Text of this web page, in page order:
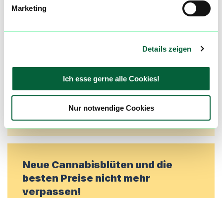
Marketing
Details zeigen
Ich esse gerne alle Cookies!
Nur notwendige Cookies
Alle wichtigen Daten und Fakten - täglich
machen. Melde dich an, um dir deine
Preisreduktionen informiert zu werden und
Jetzt registrieren
Neue Cannabisblüten und die
besten Preise nicht mehr
verpassen!